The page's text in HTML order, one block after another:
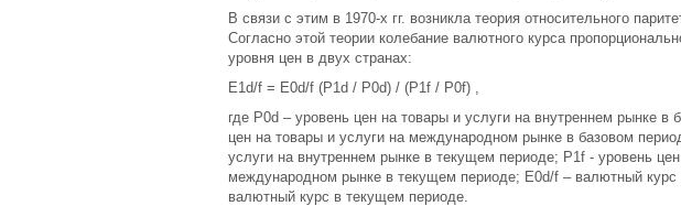
В связи с этим в 1970-х гг. возникла теория относительного
Согласно этой теории колебание валютного курса
уровня цен в двух странах:
E1d/f = E0d/f (P1d / P0d) / (P1f / P0f) ,
где P0d – уровень цен на товары и услуги на внутреннем рынке в
цен на товары и услуги на международном рынке в базовом
услуги на внутреннем рынке в текущем периоде; P1f - уровень
международном рынке в текущем периоде; E0d/f – валютный
валютный курс в текущем периоде.